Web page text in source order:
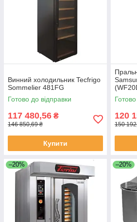
Винний холодильник Tecfrigo
Sommelier 481FG
Готово до відправки
117 480,56 ₴
146 850,69 ₴
Купити
120
150
–20% –20%